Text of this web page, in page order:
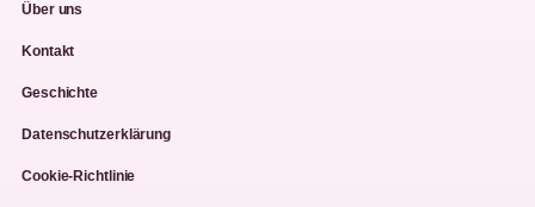
Über uns
Kontakt
Geschichte
Datenschutzerklärung
Cookie-Richtlinie